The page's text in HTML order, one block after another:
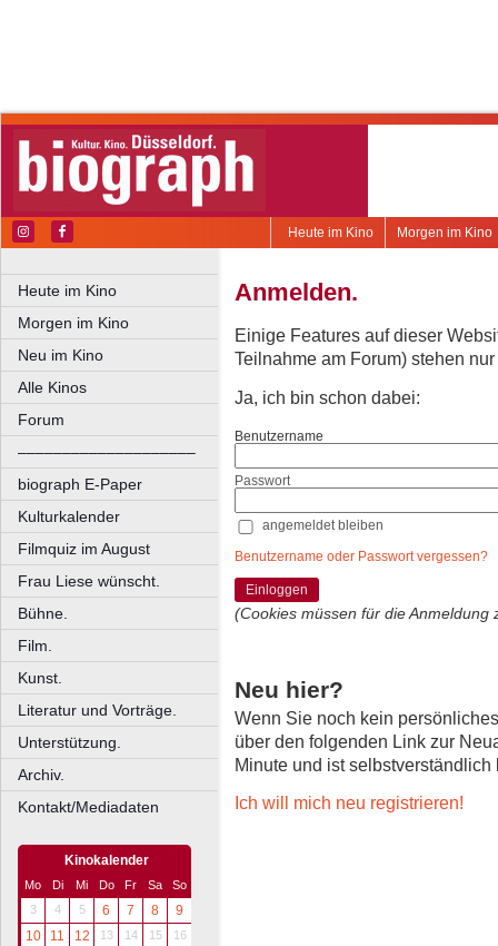
Morgen im Kino
Heute im Kino
Heute im Kino
Morgen im Kino
Neu im Kino
Alle Kinos
Forum
––––––––––––––––––––
biograph E-Paper
Kulturkalender
Filmquiz im August
Frau Liese wünscht.
Bühne.
Film.
Kunst.
Literatur und Vorträge.
Unterstützung.
Archiv.
Kontakt/Mediadaten
Kinokalender
Mo Di Mi Do Fr Sa
So
3
4 5 6 7 8
9
10
11 12 13 14 15 16
Anmelden.
Einige Features auf dieser
Teilnahme am Forum) stehen
Ja, ich bin schon dabei:
Benutzername
Passwort
angemeldet bleiben
Benutzername oder Passwort vergessen?
Einloggen
(Cookies müssen für die Anmeldung
Neu hier?
Wenn Sie noch kein
über den folgenden Link zur
Minute und ist selbstverständlich
Ich will mich neu registrieren!